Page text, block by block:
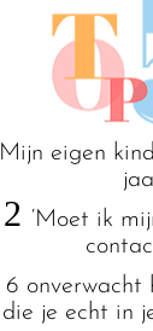
Mijn eigen
2 ‘Moet ik
6 onverwacht
die je echt in